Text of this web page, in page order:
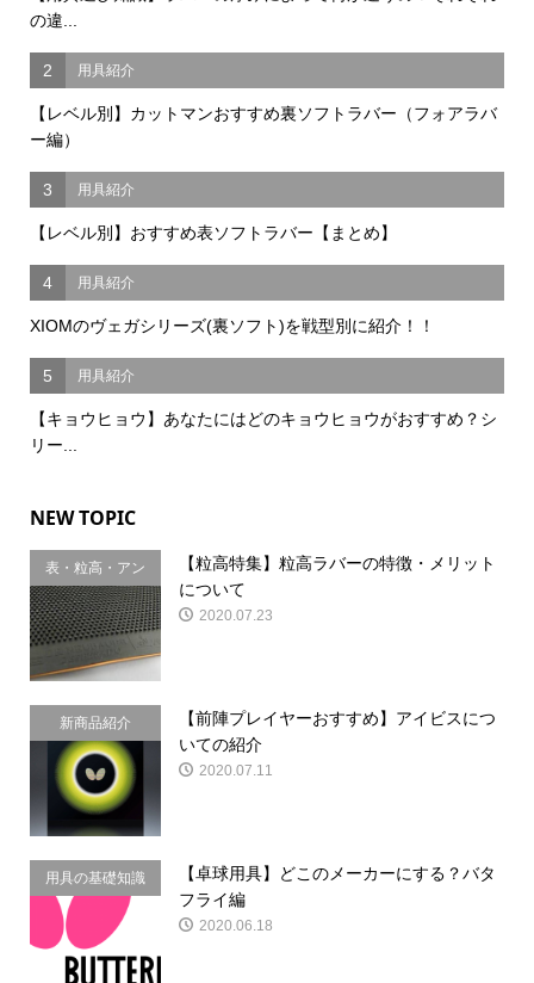
の違...
2 用具紹介
【レベル別】カットマンおすすめ裏ソフトラバー（フォアラバ
ー編）
3 用具紹介
【レベル別】おすすめ表ソフトラバー【まとめ】
4 用具紹介
XIOMのヴェガシリーズ(裏ソフト)を戦型別に紹介！！
5 用具紹介
【キョウヒョウ】あなたにはどのキョウヒョウがおすすめ？シ
リー...
NEW TOPIC
表・粒高・アン
チ
【粒高特集】粒高ラバーの特徴・メリット
について
2020.07.23
新商品紹介
【前陣プレイヤーおすすめ】アイビスにつ
いての紹介
2020.07.11
用具の基礎知識
【卓球用具】どこのメーカーにする？バタ
フライ編
2020.06.18